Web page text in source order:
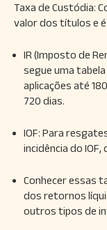
Taxa de Custódia:
valor dos títulos e é
IR (Imposto de
segue uma
aplicações até
720 dias.
IOF: Para
incidência do
Conhecer essas
dos retornos
outros tipos de